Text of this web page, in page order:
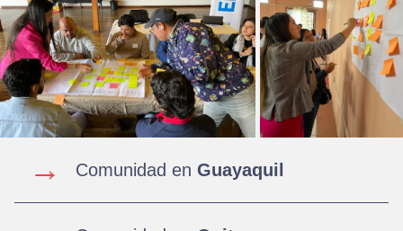
→ Comunidad en Guayaquil